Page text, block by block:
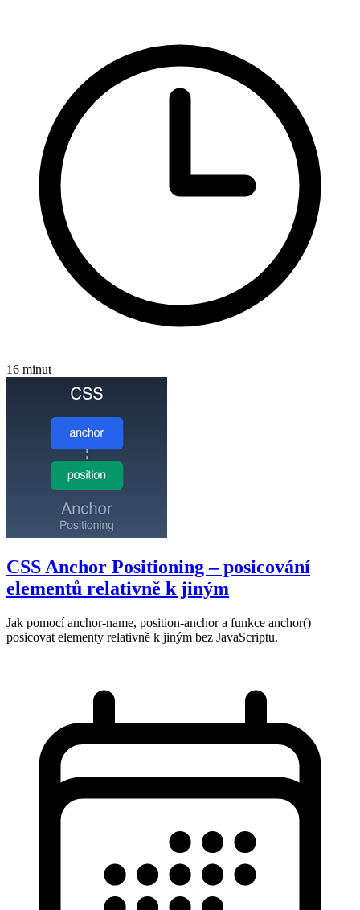
16 minut
CSS Anchor Positioning – posicování
elementů relativně k jiným
Jak pomocí anchor-name, position-anchor a funkce anchor()
posicovat elementy relativně k jiným bez JavaScriptu.